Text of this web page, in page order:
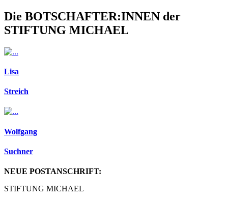
Die BOTSCHAFTER:INNEN der
STIFTUNG MICHAEL
Lisa
Streich
Wolfgang
Suchner
NEUE POSTANSCHRIFT:
STIFTUNG MICHAEL